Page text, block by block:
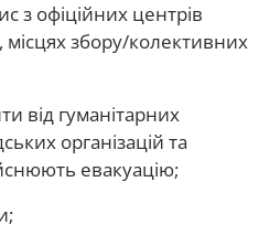
з офіційних центрів
місцях збору/колективних
від гуманітарних
організацій та
евакуацію;